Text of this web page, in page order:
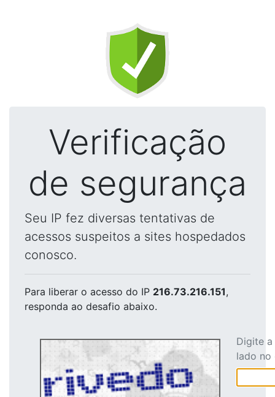
Verificação
de segurança
Seu IP fez diversas tentativas de
acessos suspeitos a sites hospedados
conosco.
Para liberar o acesso do IP 216.73.216.151,
responda ao desafio abaixo.
Digite
lado no